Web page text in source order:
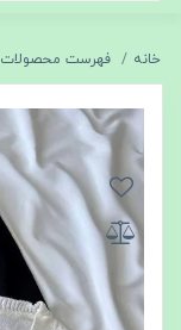
خانه فهرست محصولات